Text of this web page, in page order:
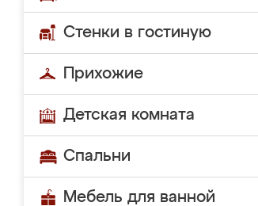
Стенки в гостиную
Прихожие
Детская комната
Спальни
Мебель для ванной